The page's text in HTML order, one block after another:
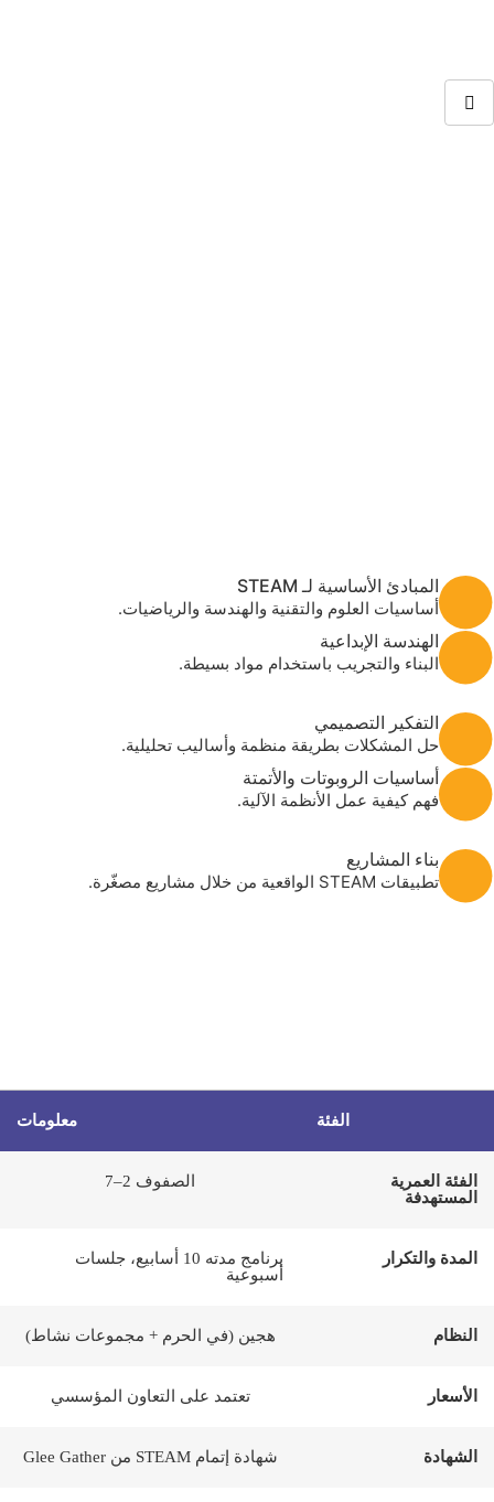
المبادئ الأساسية لـ STEAM
أساسيات العلوم والتقنية والهندسة والرياضيات.
الهندسة الإبداعية
البناء والتجريب باستخدام مواد بسيطة.
التفكير التصميمي
حل المشكلات بطريقة منظمة وأساليب تحليلية.
أساسيات الروبوتات والأتمتة
فهم كيفية عمل الأنظمة الآلية.
بناء المشاريع
تطبيقات STEAM الواقعية من خلال مشاريع مصغّرة.
الفئة معلومات
الفئة العمرية
المستهدفة
الصفوف 2–7
المدة والتكرار
برنامج مدته 10 أسابيع، جلسات
أسبوعية
النظام هجين (في الحرم + مجموعات نشاط)
الأسعار تعتمد على التعاون المؤسسي
الشهادة شهادة إتمام STEAM من Glee Gather